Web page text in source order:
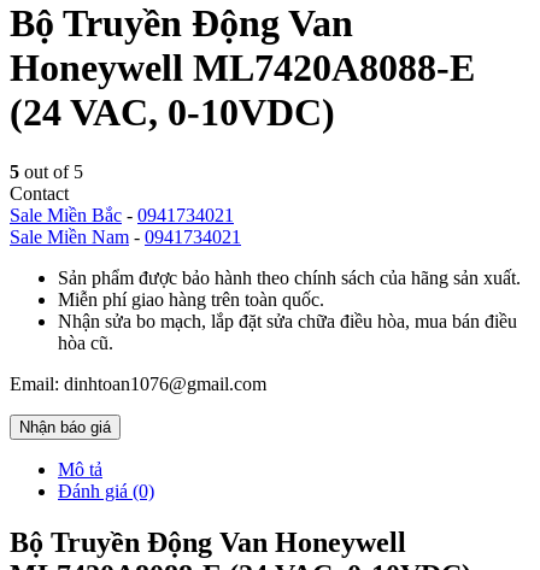
Bộ Truyền Động Van
Honeywell ML7420A8088-E
(24 VAC, 0-10VDC)
5 out of 5
Contact
Sale Miền Bắc - 0941734021
Sale Miền Nam - 0941734021
Sản phẩm được bảo hành theo chính sách của hãng sản xuất.
Miễn phí giao hàng trên toàn quốc.
Nhận sửa bo mạch, lắp đặt sửa chữa điều hòa, mua bán điều
hòa cũ.
Email: dinhtoan1076@gmail.com
Nhận báo giá
Mô tả
Đánh giá (0)
Bộ Truyền Động Van Honeywell